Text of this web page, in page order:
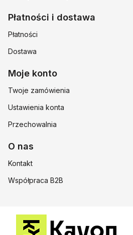
Płatności i dostawa
Płatności
Dostawa
Moje konto
Twoje zamówienia
Ustawienia konta
Przechowalnia
O nas
Kontakt
Współpraca B2B